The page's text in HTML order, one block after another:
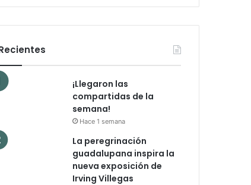
¡Llegaron las
compartidas de la
semana!
Hace 1 semana
La peregrinación
guadalupana inspira la
nueva exposición de
Irving Villegas